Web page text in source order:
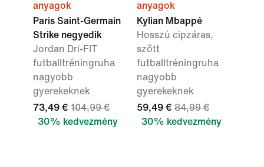
anyagok
Paris Saint-Germain
Strike negyedik
Jordan Dri-FIT
futballtréningruha
nagyobb
gyerekeknek
73,49 € 104,99 €
30% kedvezmény
anyagok
Kylian Mbappé
Hosszú cipzáras,
szőtt
futballtréningruha
nagyobb
gyerekeknek
59,49 € 84,99 €
30% kedvezmény